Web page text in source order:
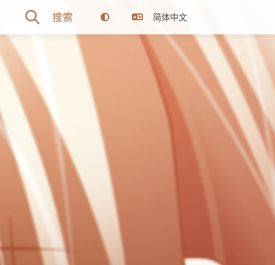
 搜索 简体中文